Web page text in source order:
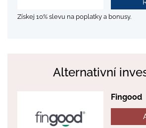
Získej 10% slevu na poplatky a bonusy.
Alternativní
Fingood